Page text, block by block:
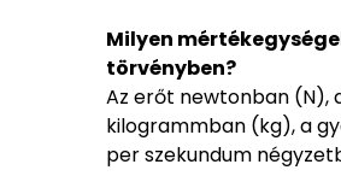
Milyen
törvényben?
Az erőt newtonban (N),
kilogrammban (kg), a
per szekundum